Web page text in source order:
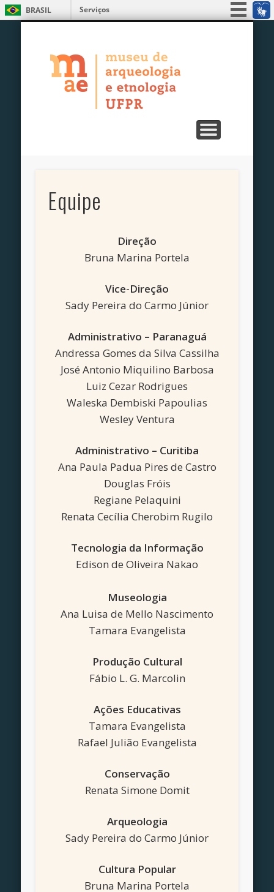
BRASIL
Serviços
Acesso à informação
Legislação
MAE – Museu
de Arqueologia
UFPR
Equipe
Direção
Bruna Marina Portela
Vice-Direção
Sady Pereira do Carmo Júnior
Administrativo – Paranaguá
Andressa Gomes da Silva Cassilha
José Antonio Miquilino Barbosa
Luiz Cezar Rodrigues
Waleska Dembiski Papoulias
Wesley Ventura
Administrativo – Curitiba
Ana Paula Padua Pires de Castro
Douglas Fróis
Regiane Pelaquini
Renata Cecília Cherobim Rugilo
Tecnologia da Informação
Edison de Oliveira Nakao
Museologia
Ana Luisa de Mello Nascimento
Tamara Evangelista
Produção Cultural
Fábio L. G. Marcolin
Ações Educativas
Tamara Evangelista
Rafael Julião Evangelista
Conservação
Renata Simone Domit
Arqueologia
Sady Pereira do Carmo Júnior
Cultura Popular
Bruna Marina Portela